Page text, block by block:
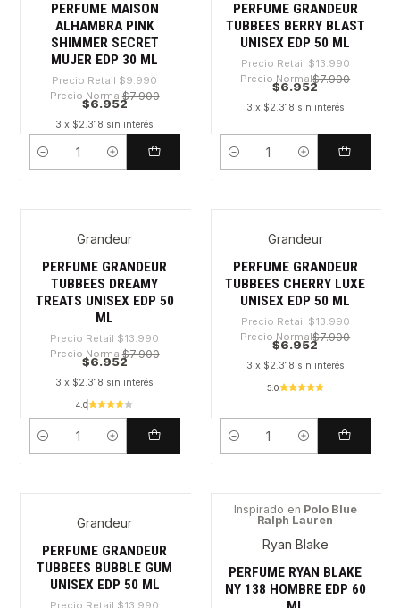
PERFUME MAISON
ALHAMBRA PINK
SHIMMER SECRET
MUJER EDP 30 ML
Precio Retail $9.990
Precio Normal$7.900
$6.952
3 x $2.318 sin interés
Cantidad
PERFUME GRANDEUR
TUBBEES BERRY BLAST
UNISEX EDP 50 ML
Precio Retail $13.990
Precio Normal$7.900
$6.952
3 x $2.318 sin interés
Cantidad
Grandeur
PERFUME GRANDEUR
TUBBEES DREAMY
TREATS UNISEX EDP 50
ML
Precio Retail $13.990
Precio Normal$7.900
$6.952
3 x $2.318 sin interés
4.0
Cantidad
Grandeur
PERFUME GRANDEUR
TUBBEES CHERRY LUXE
UNISEX EDP 50 ML
Precio Retail $13.990
Precio Normal$7.900
$6.952
3 x $2.318 sin interés
5.0
Cantidad
Grandeur
PERFUME GRANDEUR
TUBBEES BUBBLE GUM
UNISEX EDP 50 ML
Precio Retail $13.990
Inspirado en Polo Blue
Ralph Lauren
Ryan Blake
PERFUME RYAN BLAKE
NY 138 HOMBRE EDP 60